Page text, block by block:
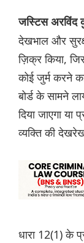
जस्टिस अरविंद
देखभाल और
ज़िक्र किया,
कोई जुर्म करने
बोर्ड के सामने
दिया जाएगा
व्यक्ति की
धारा 12(1) के